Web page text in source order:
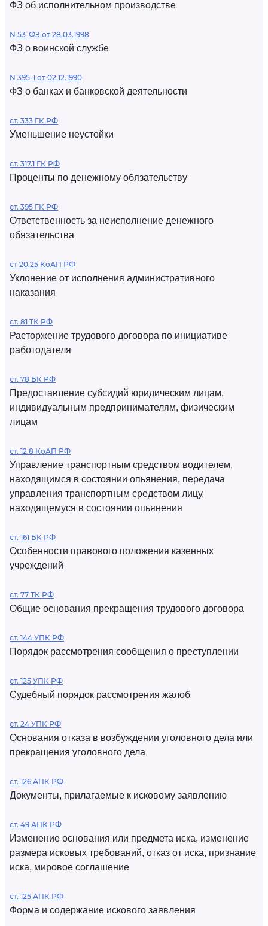
ФЗ об исполнительном производстве
N 53-ФЗ от 28.03.1998
ФЗ о воинской службе
N 395-1 от 02.12.1990
ФЗ о банках и банковской деятельности
ст. 333 ГК РФ
Уменьшение неустойки
ст. 317.1 ГК РФ
Проценты по денежному обязательству
ст. 395 ГК РФ
Ответственность за неисполнение денежного
обязательства
ст 20.25 КоАП РФ
Уклонение от исполнения административного
наказания
ст. 81 ТК РФ
Расторжение трудового договора по инициативе
работодателя
ст. 78 БК РФ
Предоставление субсидий юридическим лицам,
индивидуальным предпринимателям, физическим
лицам
ст. 12.8 КоАП РФ
Управление транспортным средством водителем,
находящимся в состоянии опьянения, передача
управления транспортным средством лицу,
находящемуся в состоянии опьянения
ст. 161 БК РФ
Особенности правового положения казенных
учреждений
ст. 77 ТК РФ
Общие основания прекращения трудового договора
ст. 144 УПК РФ
Порядок рассмотрения сообщения о преступлении
ст. 125 УПК РФ
Судебный порядок рассмотрения жалоб
ст. 24 УПК РФ
Основания отказа в возбуждении уголовного дела или
прекращения уголовного дела
ст. 126 АПК РФ
Документы, прилагаемые к исковому заявлению
ст. 49 АПК РФ
Изменение основания или предмета иска, изменение
размера исковых требований, отказ от иска, признание
иска, мировое соглашение
ст. 125 АПК РФ
Форма и содержание искового заявления